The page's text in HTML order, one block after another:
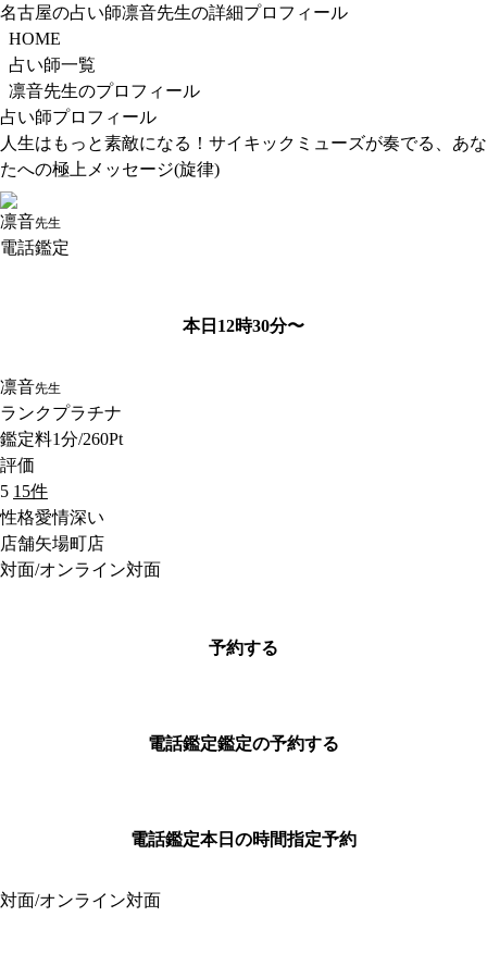
名古屋の占い師凛音先生の詳細プロフィール
HOME
占い師一覧
凛音先生のプロフィール
占い師プロフィール
人生はもっと素敵になる！サイキックミューズが奏でる、あな
たへの極上メッセージ(旋律)
凛音先生
電話鑑定
本日12時30分〜
凛音先生
ランクプラチナ
鑑定料1分/260Pt
評価
5 15件
性格愛情深い
店舗矢場町店
対面/オンライン対面
予約する
電話鑑定鑑定の予約する
電話鑑定本日の時間指定予約
対面/オンライン対面